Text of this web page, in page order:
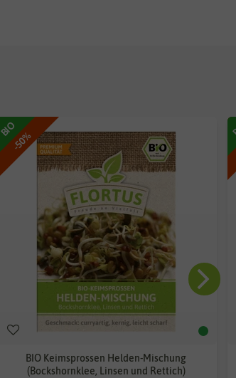
-50%
BIO
BIO Keimsprossen Helden-Mischung
(Bockshornklee, Linsen und Rettich)